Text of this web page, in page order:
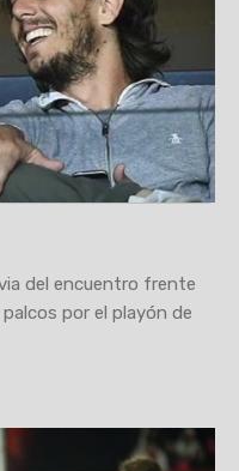
del encuentro frente
por el playón de